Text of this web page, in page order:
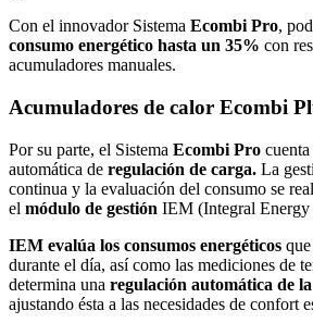
Con el innovador Sistema Ecombi Pro,
consumo energético hasta un 35% con
acumuladores manuales.
Acumuladores de calor Ecombi
Por su parte, el Sistema Ecombi Pro
automática de regulación de carga. La
continua y la evaluación del consumo se
el módulo de gestión IEM (Integral Energy
IEM evalúa los consumos energéticos
durante el día, así como las mediciones de
determina una regulación automática de
ajustando ésta a las necesidades de confort